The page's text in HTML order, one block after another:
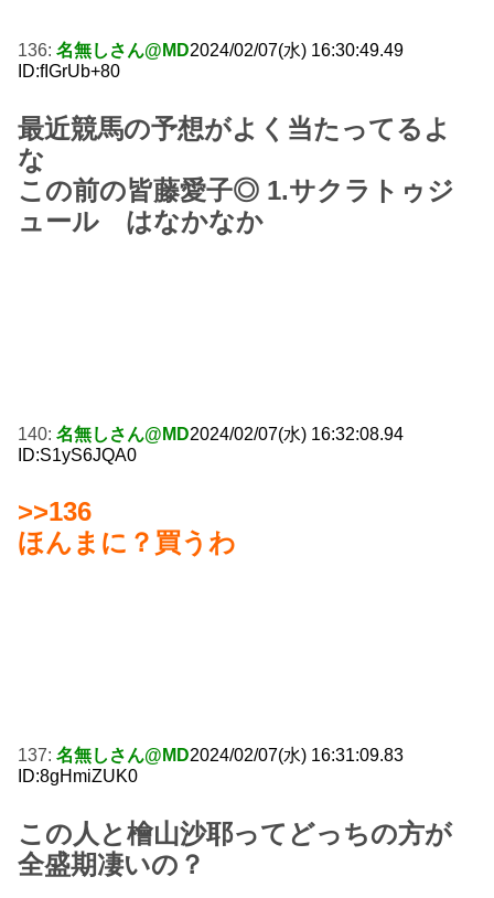
136: 名無しさん@MD2024/02/07(水) 16:30:49.49
ID:fIGrUb+80
最近競馬の予想がよく当たってるよ
な
この前の皆藤愛子◎ 1.サクラトゥジ
ュール はなかなか
140: 名無しさん@MD2024/02/07(水) 16:32:08.94
ID:S1yS6JQA0
>>136
ほんまに？買うわ
137: 名無しさん@MD2024/02/07(水) 16:31:09.83
ID:8gHmiZUK0
この人と檜山沙耶ってどっちの方が
全盛期凄いの？